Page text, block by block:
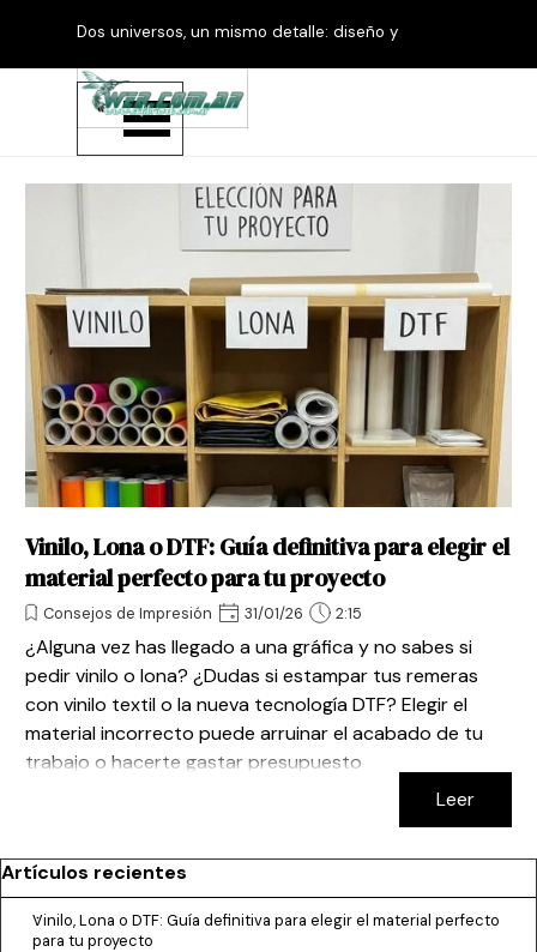
Saltar menú
Dos universos, un mismo detalle: diseño y
Vinilo, Lona o DTF: Guía definitiva para elegir el
material perfecto para tu proyecto
Consejos de Impresión 31/01/26 2:15
¿Alguna vez has llegado a una gráfica y no sabes si
pedir vinilo o lona? ¿Dudas si estampar tus remeras
con vinilo textil o la nueva tecnología DTF? Elegir el
material incorrecto puede arruinar el acabado de tu
trabajo o hacerte gastar presupuesto
innecesariamente. En esta guía rápida desglosamos los
Leer
Saltar el bloque Artículos recientes
Artículos recientes
Vinilo, Lona o DTF: Guía definitiva para elegir el material perfecto
para tu proyecto